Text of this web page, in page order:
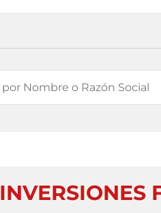
INVERSIONES